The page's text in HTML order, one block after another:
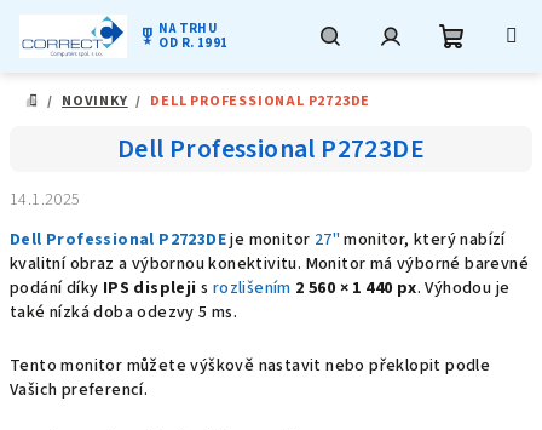
military_tech NA TRHU
OD R. 1991
DOMŮ
/ NOVINKY / DELL PROFESSIONAL P2723DE
Dell Professional P2723DE
14.1.2025
Dell Professional P2723DEje monitor 27"monitor, který nabízí
kvalitní obraz a výbornou konektivitu. Monitor má výborné barevné
podání díky IPS displeji s rozlišením 2 560 × 1 440 px. Výhodou je
také nízká doba odezvy 5 ms.
Tento monitor můžete výškově nastavit nebo překlopit podle
Vašich preferencí.